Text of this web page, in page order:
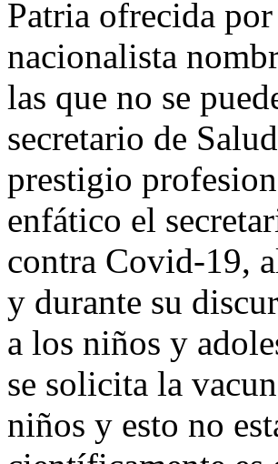
Patria ofrecida
nacionalista
las que no se
secretario de
prestigio
enfático el
contra Covid-19,
y durante su
a los niños y
se solicita la
niños y esto no